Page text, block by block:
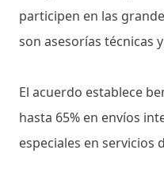
participen en las
son asesorías técnicas
El acuerdo establece
hasta 65% en envíos
especiales en servicios